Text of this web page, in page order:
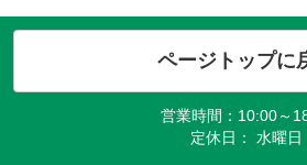
ページトップに
営業時間：10:00～
定休日： 水曜日